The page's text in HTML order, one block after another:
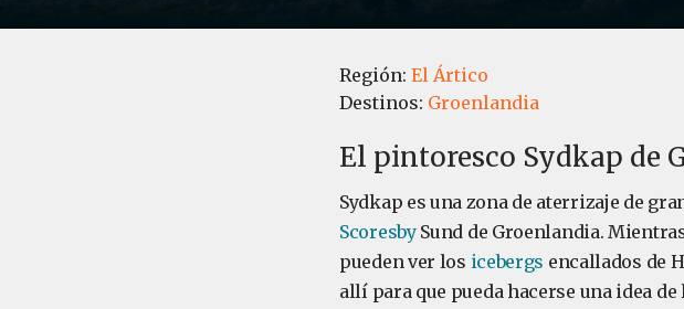
Región: El Ártico
Destinos: Groenlandia
El pintoresco Sydkap de
Sydkap es una zona de aterrizaje de
ScoresbySund de Groenlandia.
pueden ver los icebergs encallados de
allí para que pueda hacerse una idea